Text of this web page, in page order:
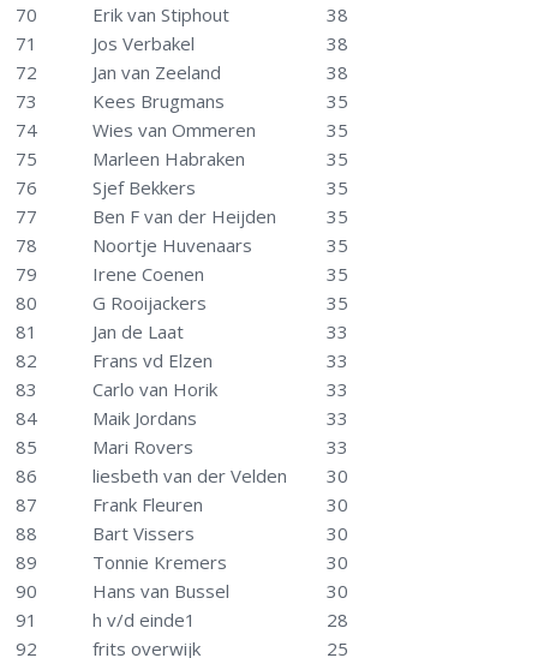
70
Erik van Stiphout
38
71
Jos Verbakel
38
72
Jan van Zeeland
38
73
Kees Brugmans
35
74
Wies van Ommeren
35
75
Marleen Habraken
35
76
Sjef Bekkers
35
77
Ben F van der Heijden
35
78
Noortje Huvenaars
35
79
Irene Coenen
35
80
G Rooijackers
35
81
Jan de Laat
33
82
Frans vd Elzen
33
83
Carlo van Horik
33
84
Maik Jordans
33
85
Mari Rovers
33
86
liesbeth van der Velden
30
87
Frank Fleuren
30
88
Bart Vissers
30
89
Tonnie Kremers
30
90
Hans van Bussel
30
91
h v/d einde1
28
92
frits overwijk 25